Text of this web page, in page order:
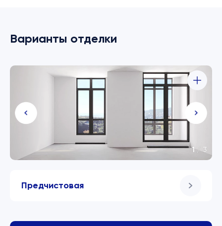
Варианты отделки
Предчистовая
1 /3